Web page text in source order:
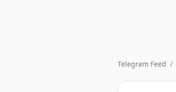
Telegram Feed /